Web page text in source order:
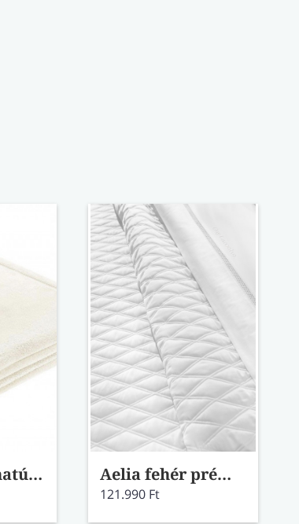
Soft&Cover natúr pléd Aelia fehér prémium minőségű ágyterítő szett
121.990 Ft